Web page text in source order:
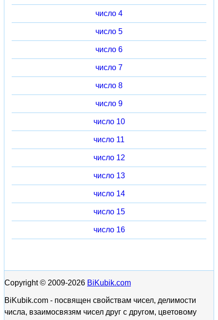
число 4
число 5
число 6
число 7
число 8
число 9
число 10
число 11
число 12
число 13
число 14
число 15
число 16
Copyright © 2009-2026 BiKubik.com
BiKubik.com - посвящен свойствам чисел, делимости
числа, взаимосвязям чисел друг с другом, цветовому